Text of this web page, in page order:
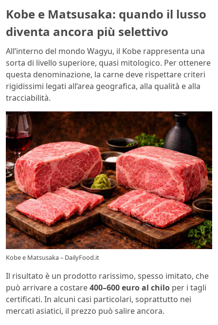
Kobe e Matsusaka: quando il lusso
diventa ancora più selettivo
All’interno del mondo Wagyu, il Kobe rappresenta una
sorta di livello superiore, quasi mitologico. Per ottenere
questa denominazione, la carne deve rispettare criteri
rigidissimi legati all’area geografica, alla qualità e alla
tracciabilità.
Kobe e Matsusaka – DailyFood.it
Il risultato è un prodotto rarissimo, spesso imitato, che
può arrivare a costare400–600 euro al chilo per i tagli
certificati. In alcuni casi particolari, soprattutto nei
mercati asiatici, il prezzo può salire ancora.